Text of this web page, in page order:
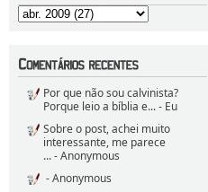
Por que não sou calvinista?
Porque leio a bíblia e...- Eu
Sobre o post, achei muito
interessante, me parece
...- Anonymous
- Anonymous